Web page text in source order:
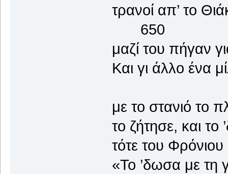
τρανοί απ’ το
650
μαζί του πήγαν
Και γι άλλο ένα
με το στανιό το
το ζήτησε, και το
τότε του
«Το ’δωσα με τη